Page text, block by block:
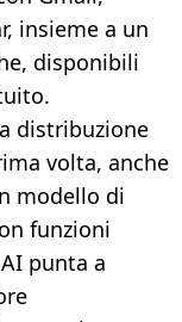
insieme a un
disponibili
distribuzione
volta, anche
modello di
funzioni
punta a